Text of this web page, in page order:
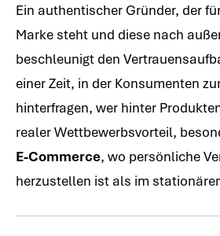
Ein authentischer Gründer, der
Marke steht und diese nach
beschleunigt den
einer Zeit, in der Konsumenten
hinterfragen, wer hinter
realer Wettbewerbsvorteil,
E-Commerce, wo persönliche
herzustellen ist als im